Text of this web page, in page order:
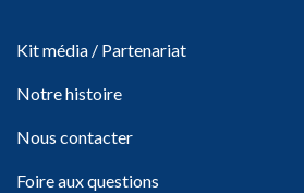
Kit média / Partenariat
Notre histoire
Nous contacter
Foire aux questions